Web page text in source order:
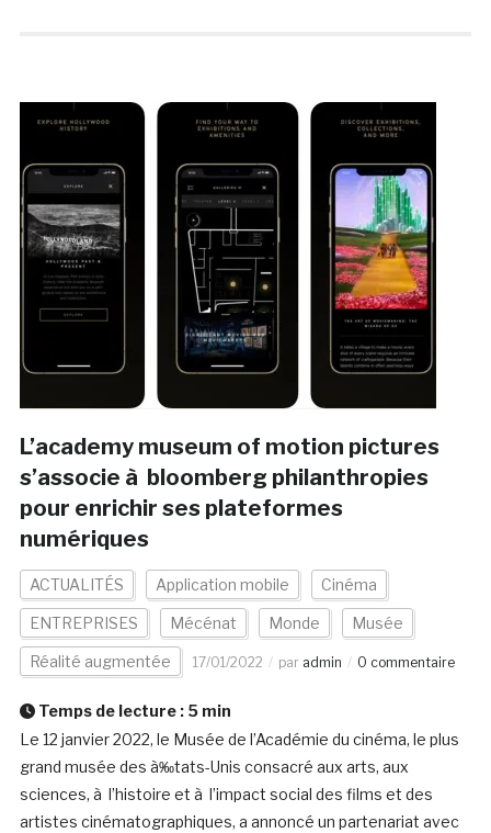
L’academy museum of motion pictures
s’associe à bloomberg philanthropies
pour enrichir ses plateformes
numériques
ACTUALITÉS Application mobile Cinéma
ENTREPRISES Mécénat Monde Musée
Réalité augmentée 17/01/2022 par admin 0 commentaire
Temps de lecture : 5 min
Le 12 janvier 2022, le Musée de l’Académie du cinéma, le plus
grand musée des à‰tats-Unis consacré aux arts, aux
sciences, à l’histoire et à l’impact social des films et des
artistes cinématographiques, a annoncé un partenariat avec